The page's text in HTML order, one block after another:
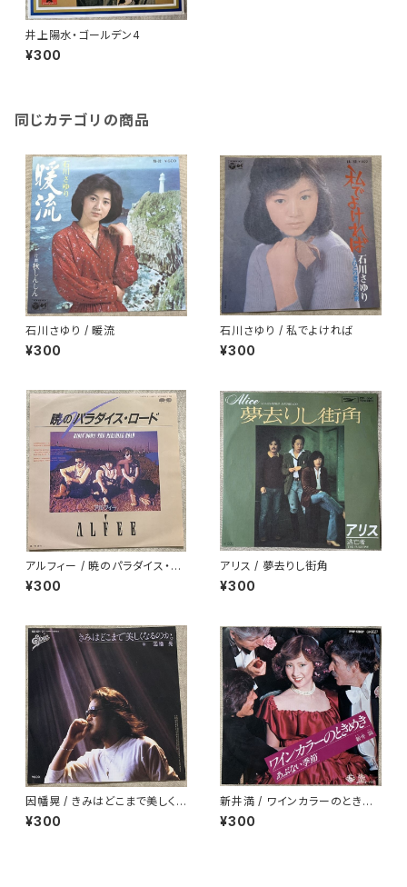
井上陽水・ゴールデン4
¥300
同じカテゴリの商品
石川さゆり / 暖流
¥300
石川さゆり / 私でよければ
¥300
アルフィー / 暁のパラダイス・ロ
ード
¥300
アリス / 夢去りし街角
¥300
因幡晃 / きみはどこまで美しく
なるのか
¥300
新井満 / ワインカラーのときめ
き
¥300